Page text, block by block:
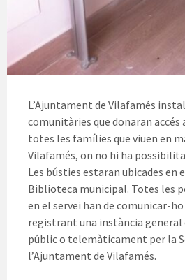
L’Ajuntament de Vilafamés
comunitàries que donaran accés
totes les famílies que viuen en
Vilafamés, on no hi ha
Les bústies estaran ubicades en
Biblioteca municipal. Totes les
en el servei han de comunicar-
registrant una instància general
públic o telemàticament per la
l’Ajuntament de Vilafamés.